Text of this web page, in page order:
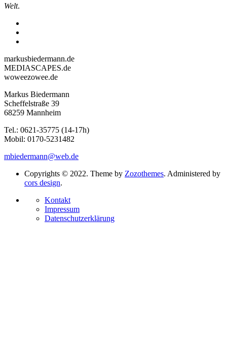
Welt.
markusbiedermann.de
MEDIASCAPES.de
woweezowee.de
Markus Biedermann
Scheffelstraße 39
68259 Mannheim
Tel.: 0621-35775 (14-17h)
Mobil: 0170-5231482
mbiedermann@web.de
Copyrights © 2022. Theme by Zozothemes. Administered by
cors design.
Kontakt
Impressum
Datenschutzerklärung